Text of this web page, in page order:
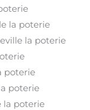
la poterie
la poterie
poterie
poterie
la poterie